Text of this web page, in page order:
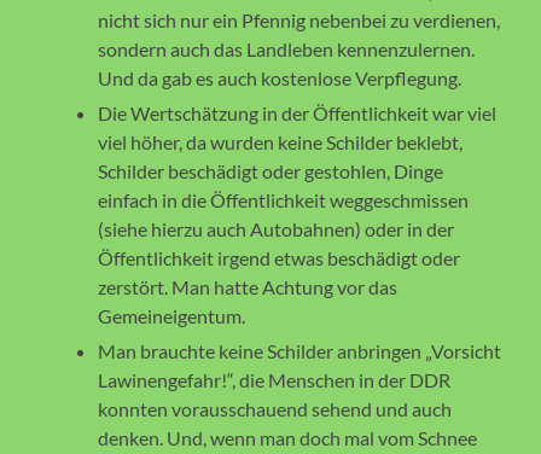
nicht sich nur ein Pfennig nebenbei zu verdienen,
sondern auch das Landleben kennenzulernen.
Und da gab es auch kostenlose Verpflegung.
Die Wertschätzung in der Öffentlichkeit war viel
viel höher, da wurden keine Schilder beklebt,
Schilder beschädigt oder gestohlen, Dinge
einfach in die Öffentlichkeit weggeschmissen
(siehe hierzu auch Autobahnen) oder in der
Öffentlichkeit irgend etwas beschädigt oder
zerstört. Man hatte Achtung vor das
Gemeineigentum.
Man brauchte keine Schilder anbringen „Vorsicht
Lawinengefahr!“, die Menschen in der DDR
konnten vorausschauend sehend und auch
denken. Und, wenn man doch mal vom Schnee